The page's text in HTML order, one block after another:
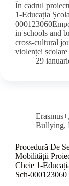
În cadrul
1-Educația
in schools and
cross-cultural
violenței
29
Erasmus+,
Bullying,
Procedură De
Mobilității
Cheie 1-
Sch-000123060